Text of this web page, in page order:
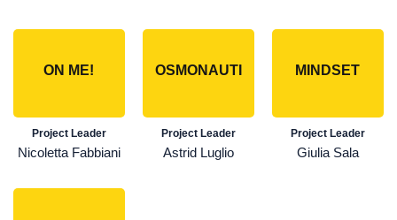
ON ME!
Project Leader
Nicoletta Fabbiani
OSMONAUTI
Project Leader
Astrid Luglio
MINDSET
Project Leader
Giulia Sala